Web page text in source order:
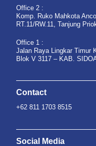
Office 2 :
Komp. Ruko Mahkota
RT.11/RW.11, Tanjung
Office 1 :
Jalan Raya Lingkar Timur
Blok V 3117 – KAB.
Contact
+62 811 1703 8515
Social Media